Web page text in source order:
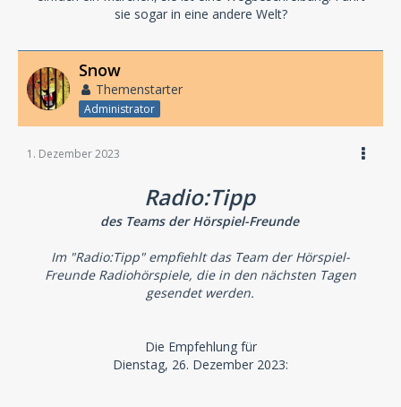
sie sogar in eine andere Welt?
Snow
Themenstarter
Administrator
1. Dezember 2023
Radio:Tipp
des Teams der Hörspiel-Freunde
Im "Radio:Tipp" empfiehlt das Team der Hörspiel-
Freunde Radiohörspiele, die in den nächsten Tagen
gesendet werden.
Die Empfehlung für
Dienstag, 26. Dezember 2023: